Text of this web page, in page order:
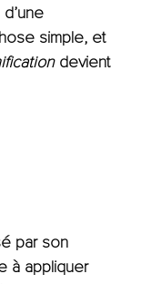
simple, et
devient
par son
à appliquer